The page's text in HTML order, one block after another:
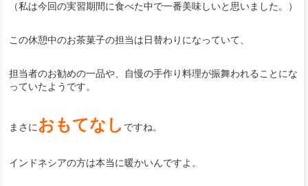
（私は今回の実習期間に食べた中で一番美味しいと思いました。）
この休憩中のお茶菓子の担当は日替わりになっていて、
担当者のお勧めの一品や、自慢の手作り料理が振舞われることにな
っていたようです。
まさに おもてなし ですね。
インドネシアの方は本当に暖かいんですよ。